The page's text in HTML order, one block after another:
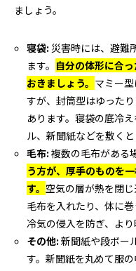
ましょう。
寝袋: 災害時には、避難
ます。 自分の体形に合
おきましょう。 マミー
すが、封筒型はゆった
あります。寝袋の底冷
ル、新聞紙などを敷く
毛布: 複数の毛布がある
う方が、厚手のものを
す。空気の層が熱を閉
毛布を入れたり、体に
冷気の侵入を防ぎ、より
その他: 新聞紙や段ボー
す。新聞紙を丸めて服